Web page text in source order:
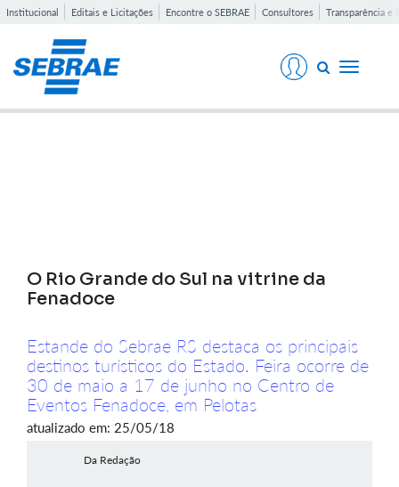
Institucional Editais e Licitações Encontre o SEBRAE Consultores Transparência e
Toggle
O Rio Grande do Sul na vitrine da
Fenadoce
Estande do Sebrae RS destaca os principais
destinos turísticos do Estado. Feira ocorre de
30 de maio a 17 de junho no Centro de
Eventos Fenadoce, em Pelotas
atualizado em: 25/05/18
Da Redação